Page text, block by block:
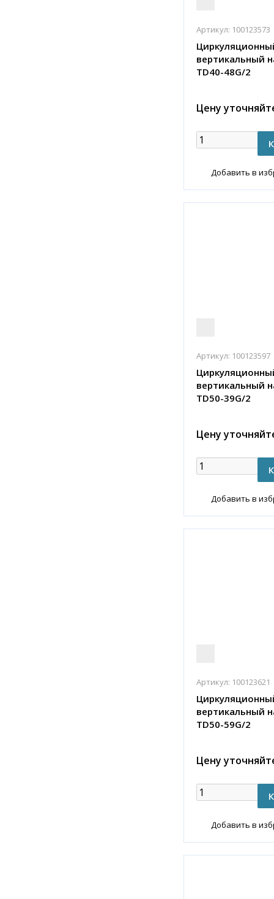
Артикул: 100123573
вертикальный
TD40-48G/2
Цену
Добавить в
Артикул: 100123597
вертикальный
TD50-39G/2
Цену
Добавить в
Артикул: 100123621
вертикальный
TD50-59G/2
Цену
Добавить в